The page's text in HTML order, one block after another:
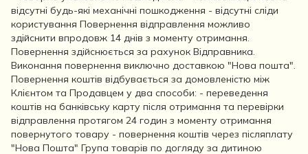
відсутні будь-які механічні пошкодження - відсутні сліди
користування Повернення відправлення можливо
здійснити впродовж 14 днів з моменту отримання.
Повернення здійснюється за рахунок Відправника.
Виконання повернення виключно доставкою "Нова пошта".
Повернення коштів відбувається за домовленістю між
Клієнтом та Продавцем у два способи: - переведення
коштів на банківську карту після отримання та перевірки
відправлення протягом 24 годин з моменту отримання
повернутого товару - повернення коштів через післяплату
"Нова Пошта" Група товарів по догляду за дитиною